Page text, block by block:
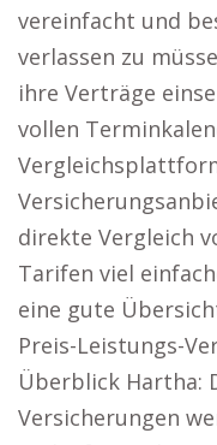
vereinfacht und
verlassen zu
ihre Verträge
vollen
direkte Vergleich
Tarifen viel
eine gute
Preis-Leistungs-
Überblick Hartha:
Versicherungen